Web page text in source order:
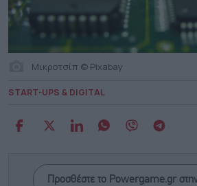
Μικροτσίπ © Pixabay
START-UPS & DIGITAL
Προσθέστε το Powergame.gr